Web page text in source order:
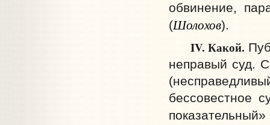
обвинение,
(Шолохов).
IV. Какой.
неправый суд.
бессовестное